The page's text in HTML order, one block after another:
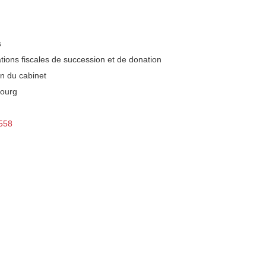
fiscales de succession et de donation
du cabinet